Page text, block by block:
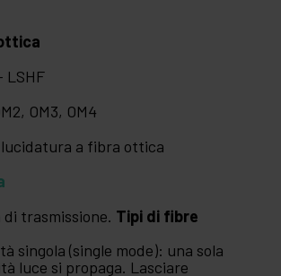
LSHF
OM3, OM4
a fibra ottica
di trasmissione. Tipi di fibre
singola (single mode): una sola
luce si propaga. Lasciare